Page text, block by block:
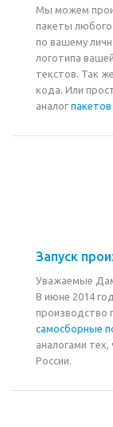
Мы можем
пакеты любого
по вашему
логотипа
текстов. Так
кода. Или
аналог пакетов
Запуск
Уважаемые
В июне 2014
производство
самосборные
аналогами
России.